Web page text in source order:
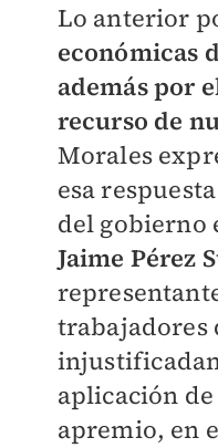
Lo anterior
económicas
además por
recurso de
Morales
esa
del gobierno
Jaime Pérez
trabajadores
aplicación
apremio, en